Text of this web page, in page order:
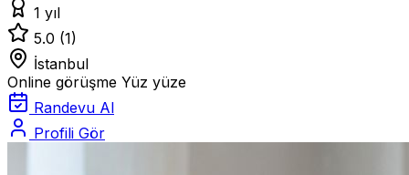
1 yıl
5.0 (1)
İstanbul
Online görüşme Yüz yüze
Randevu Al
Profili Gör